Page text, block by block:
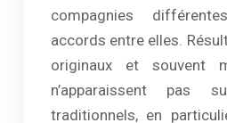
compagnies
accords entre elles.
originaux et souvent
n’apparaissent pas
traditionnels, en